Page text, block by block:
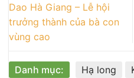
Dao Hà Giang – Lễ hội
trưởng thành của bà con
vùng cao
Danh mục: Hạ long